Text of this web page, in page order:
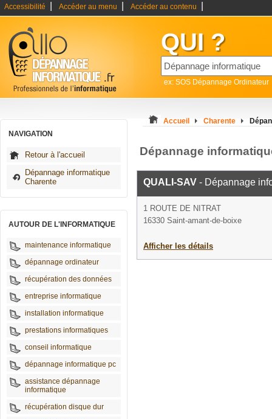
Accessibilité Accéder au menu Accéder au contenu
QUI ?
ex: SOS Dépannage Ordinateur
NAVIGATION
Retour à l'accueil
Dépannage informatique
Charente
AUTOUR DE L'INFORMATIQUE
maintenance informatique
dépannage ordinateur
récupération des données
entreprise informatique
installation informatique
prestations informatiques
conseil informatique
dépannage informatique pc
assistance dépannage
informatique
récupération disque dur
Accueil Charente
Dépannage
QUALI-SAV - Dépannage
1 ROUTE DE NITRAT
16330 Saint-amant-de-boixe
Afficher les détails